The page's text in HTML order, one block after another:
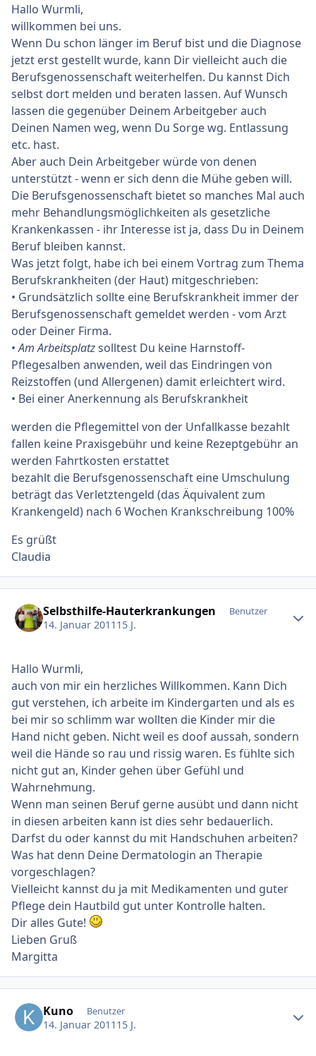
Hallo Wurmli,
willkommen bei uns.
Wenn Du schon länger im Beruf bist und die Diagnose
jetzt erst gestellt wurde, kann Dir vielleicht auch die
Berufsgenossenschaft weiterhelfen. Du kannst Dich
selbst dort melden und beraten lassen. Auf Wunsch
lassen die gegenüber Deinem Arbeitgeber auch
Deinen Namen weg, wenn Du Sorge wg. Entlassung
etc. hast.
Aber auch Dein Arbeitgeber würde von denen
unterstützt - wenn er sich denn die Mühe geben will.
Die Berufsgenossenschaft bietet so manches Mal auch
mehr Behandlungsmöglichkeiten als gesetzliche
Krankenkassen - ihr Interesse ist ja, dass Du in Deinem
Beruf bleiben kannst.
Was jetzt folgt, habe ich bei einem Vortrag zum Thema
Berufskrankheiten (der Haut) mitgeschrieben:
• Grundsätzlich sollte eine Berufskrankheit immer der
Berufsgenossenschaft gemeldet werden - vom Arzt
oder Deiner Firma.
•Am Arbeitsplatzsolltest Du keine Harnstoff-
Pflegesalben anwenden, weil das Eindringen von
Reizstoffen (und Allergenen) damit erleichtert wird.
• Bei einer Anerkennung als Berufskrankheit
werden die Pflegemittel von der Unfallkasse bezahlt
fallen keine Praxisgebühr und keine Rezeptgebühr an
werden Fahrtkosten erstattet
bezahlt die Berufsgenossenschaft eine Umschulung
beträgt das Verletztengeld (das Äquivalent zum
Krankengeld) nach 6 Wochen Krankschreibung 100%
Es grüßt
Claudia
Selbsthilfe-Hauterkrankungen Benutzer
14. Januar 2011 15 J.
Hallo Wurmli,
auch von mir ein herzliches Willkommen. Kann Dich
gut verstehen, ich arbeite im Kindergarten und als es
bei mir so schlimm war wollten die Kinder mir die
Hand nicht geben. Nicht weil es doof aussah, sondern
weil die Hände so rau und rissig waren. Es fühlte sich
nicht gut an, Kinder gehen über Gefühl und
Wahrnehmung.
Wenn man seinen Beruf gerne ausübt und dann nicht
in diesen arbeiten kann ist dies sehr bedauerlich.
Darfst du oder kannst du mit Handschuhen arbeiten?
Was hat denn Deine Dermatologin an Therapie
vorgeschlagen?
Vielleicht kannst du ja mit Medikamenten und guter
Pflege dein Hautbild gut unter Kontrolle halten.
Dir alles Gute!
Lieben Gruß
Margitta
Kuno Benutzer
14. Januar 2011 15 J.